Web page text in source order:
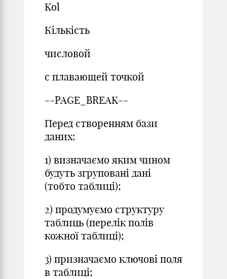
Kol
Кількість
числовой
с плавающей точкой
--PAGE_BREAK--
Перед створенням бази
даних:
1) визначаємо яким чином
будуть згруповані дані
(тобто таблиці);
2) продумуємо структуру
таблиць (перелік полів
кожної таблиці);
3) призначаємо ключові поля
в таблиці;